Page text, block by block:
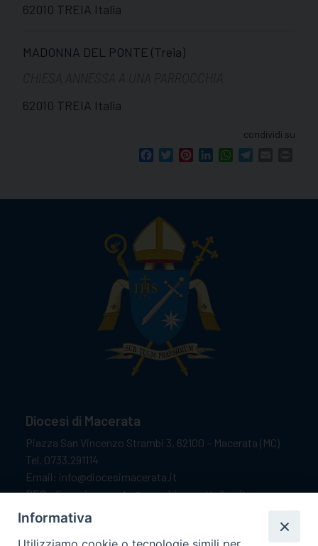
62010 TREIA Italia
MADONNA DEL PONTE (Treia)
62010 TREIA Italia
condividi su
FacebookTwitterPinterestLinkedInWhatsApp
Diocesi di Macerata
Piazza San Vincenzo Strambi 3, 62100 – Macerata (MC)
Tel. 0733.291114
Email: info@diocesimacerata.it
PEC: diocesimacerata@pec.chiesacattolica.it
Comunicazioni urgenti WhatsApp:
Informativa